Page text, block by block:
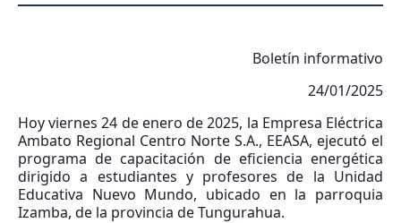
Boletín informativo
24/01/2025
Hoy viernes 24 de enero de 2025, la Empresa Eléctrica
Ambato Regional Centro Norte S.A., EEASA, ejecutó el
programa de capacitación de eficiencia energética
dirigido a estudiantes y profesores de la Unidad
Educativa Nuevo Mundo, ubicado en la parroquia
Izamba, de la provincia de Tungurahua.